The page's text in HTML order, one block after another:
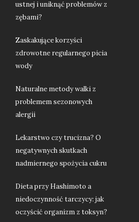
ustnej i uniknąć problemów z
zębami?
Zaskakujące korzyści
zdrowotne regularnego picia
wody
Naturalne metody walki z
problemem sezonowych
alergii
Lekarstwo czy trucizna? O
negatywnych skutkach
nadmiernego spożycia cukru
Dieta przy Hashimoto a
niedoczynność tarczycy: jak
oczyścić organizm z toksyn?